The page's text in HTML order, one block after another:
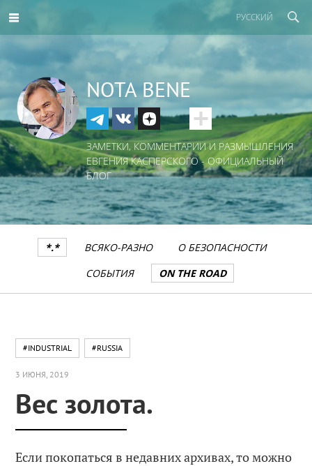
РУССКИЙ
NOTA BENE
ЗАМЕТКИ, КОММЕНТАРИИ И РАЗМЫШЛЕНИЯ
ЕВГЕНИЯ КАСПЕРСКОГО - ОФИЦИАЛЬНЫЙ
БЛОГ
*.* ВСЯКО-РАЗНО
О БЕЗОПАСНОСТИ
СОБЫТИЯ
ON THE ROAD
#INDUSTRIAL #RUSSIA
3 ИЮНЯ, 2019
Вес золота.
Если покопаться в недавних архивах, то можно